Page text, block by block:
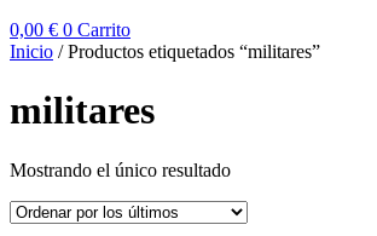
0,00 € 0 Carrito
Inicio / Productos etiquetados “militares”
militares
Mostrando el único resultado